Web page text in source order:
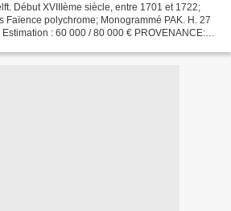
Début XVIIIème siècle, entre 1701 et 1722;
Faïence polychrome; Monogrammé PAK. H. 27
: 60 000 / 80 000 € PROVENANCE: